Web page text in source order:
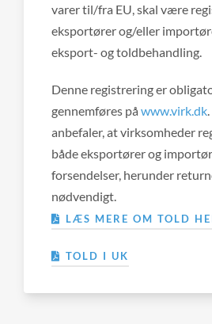
varer til/fra EU, skal være
eksportører og/eller
eksport- og toldbehandling.
Denne registrering er
gennemføres på www.virk.dk
anbefaler, at virksomheder
både eksportører og
forsendelser, herunder
nødvendigt.
LÆS MERE OM TOLD
TOLD I UK